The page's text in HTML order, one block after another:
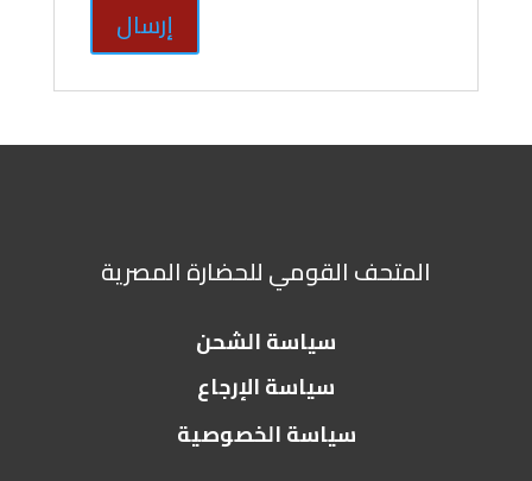
المتحف القومي للحضارة المصرية
سياسة الشحن
سياسة الإرجاع
سياسة الخصوصية